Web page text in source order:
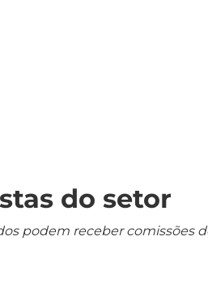
do setor
podem receber comissões